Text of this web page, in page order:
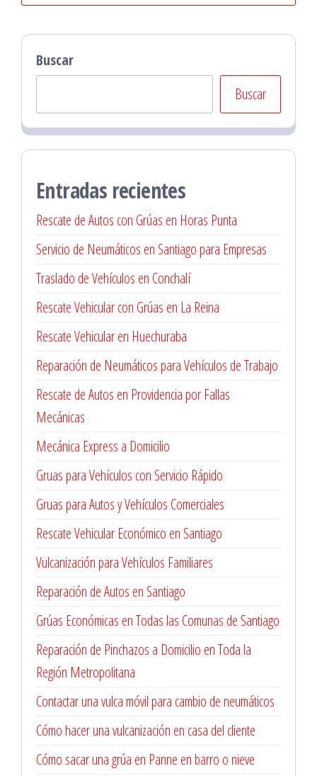
Buscar
Buscar
Entradas recientes
Rescate de Autos con Grúas en Horas Punta
Servicio de Neumáticos en Santiago para Empresas
Traslado de Vehículos en Conchalí
Rescate Vehicular con Grúas en La Reina
Rescate Vehicular en Huechuraba
Reparación de Neumáticos para Vehículos de Trabajo
Rescate de Autos en Providencia por Fallas
Mecánicas
Mecánica Express a Domicilio
Gruas para Vehículos con Servicio Rápido
Gruas para Autos y Vehículos Comerciales
Rescate Vehicular Económico en Santiago
Vulcanización para Vehículos Familiares
Reparación de Autos en Santiago
Grúas Económicas en Todas las Comunas de Santiago
Reparación de Pinchazos a Domicilio en Toda la
Región Metropolitana
Contactar una vulca móvil para cambio de neumáticos
Cómo hacer una vulcanización en casa del cliente
Cómo sacar una grúa en Panne en barro o nieve